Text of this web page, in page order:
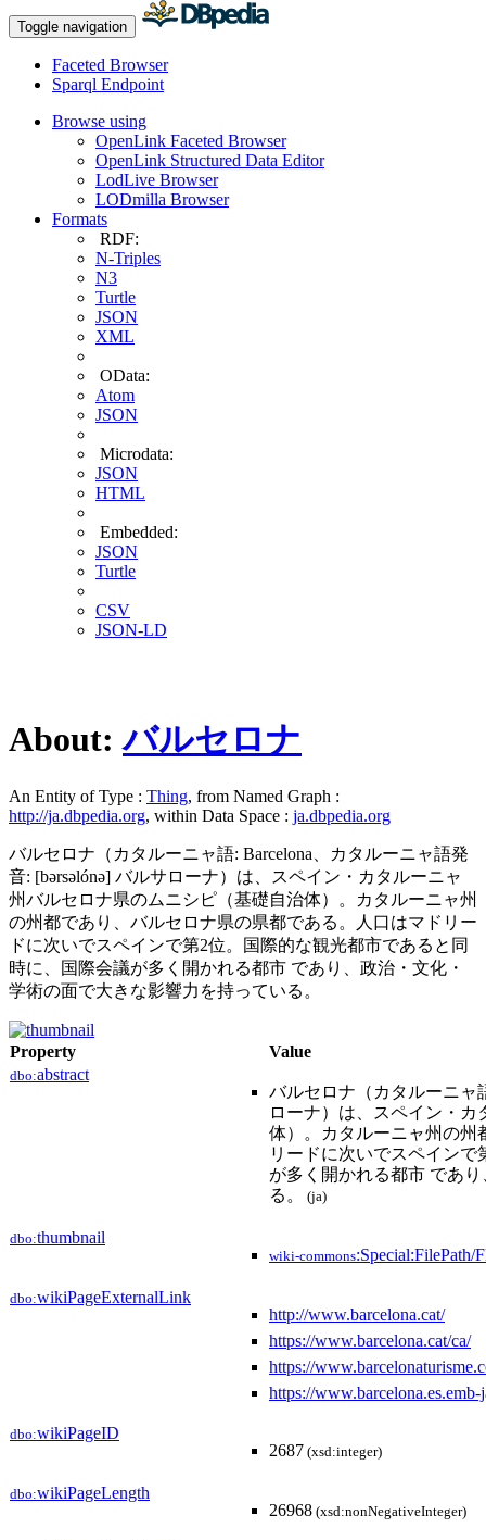
Toggle navigation
Faceted Browser
Sparql Endpoint
Browse using
OpenLink Faceted Browser
OpenLink Structured Data Editor
LodLive Browser
LODmilla Browser
Formats
RDF:
N-Triples
N3
Turtle
JSON
XML
OData:
Atom
JSON
Microdata:
JSON
HTML
Embedded:
JSON
Turtle
CSV
JSON-LD
About:バルセロナ
An Entity of Type : Thing, from Named Graph :
http://ja.dbpedia.org, within Data Space : ja.dbpedia.org
バルセロナ（カタルーニャ語: Barcelona、カタルーニャ語発
音: [bərsəlónə] バルサローナ）は、スペイン・カタルーニャ
州バルセロナ県のムニシピ（基礎自治体）。カタルーニャ州
の州都であり、バルセロナ県の県都である。人口はマドリー
ドに次いでスペインで第2位。国際的な観光都市であると同
時に、国際会議が多く開かれる都市 であり、政治・文化・
学術の面で大きな影響力を持っている。
Property Value
dbo:abstract
バルセロナ（カタルーニャ
ローナ）は、スペイン・
体）。カタルーニャ州の州
リードに次いでスペイン
が多く開かれる都市 であ
る。
(ja)
dbo:thumbnail
wiki-commons:Special:FilePath/
dbo:wikiPageExternalLink
http://www.barcelona.cat/
https://www.barcelona.cat/ca/
https://
https://
dbo:wikiPageID
2687 (xsd:integer)
dbo:wikiPageLength
26968 (xsd:nonNegativeInteger)